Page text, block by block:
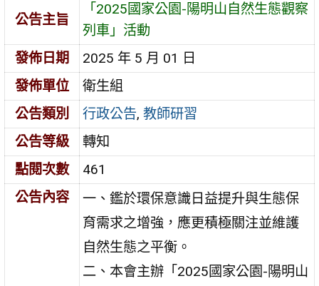
公告主旨
「2025國家公園-陽明山自然生態觀察
列車」活動
發佈日期
2025 年 5 月 01 日
發佈單位
衛生組
公告類別
行政公告,教師研習
公告等級
轉知
點閱次數
461
公告內容
一、鑑於環保意識日益提升與生態保
育需求之增強，應更積極關注並維護
自然生態之平衡。
二、本會主辦「2025國家公園-陽明山